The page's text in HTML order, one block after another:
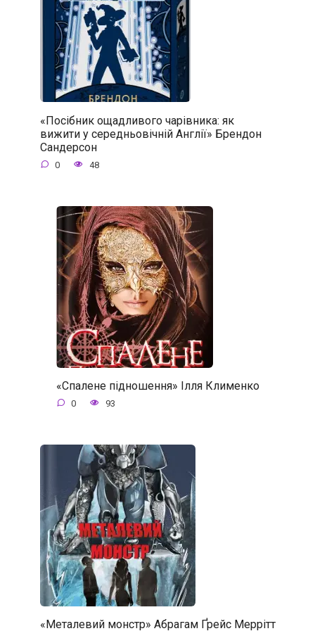
«Посібник ощадливого чарівника: як
вижити у середньовічній Англії» Брендон
Сандерсон
0 48
«Спалене підношення» Ілля Клименко
0 93
«Металевий монстр» Абрагам Ґрейс Меррітт